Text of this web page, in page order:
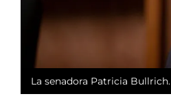
La senadora Patricia Bullrich.